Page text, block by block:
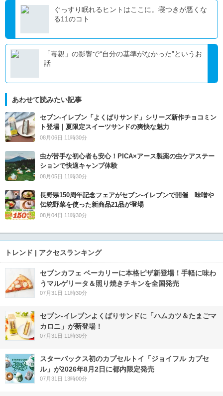
ぐっすり眠れるヒントはここに。寝つきが悪くな
る11のコト
「毒親」の影響で“自分の基準がなかった”というお
話
あわせて読みたい記事
セブン‐イレブン「よくばりサンド」シリーズ新作チョコミン
ト登場｜夏限定スイーツサンドの爽快な魅力
08月06日 11時30分
虫が苦手な初心者も安心！PICA×アース製薬の虫ケアステー
ションで快適キャンプ体験
08月05日 11時30分
長野県150周年記念フェアがセブン-イレブンで開催 味噌や
伝統野菜を使った新商品21品が登場
08月04日 11時30分
トレンド | アクセスランキング
セブンカフェ ベーカリーに本格ピザ新登場！手軽に味わ
うマルゲリータ＆照り焼きチキンを全国発売
07月31日 11時30分
セブン‐イレブンよくばりサンドに「ハムカツ＆たまごマ
カロニ」が新登場！
07月31日 11時30分
スターバックス初のカプセルトイ「ジョイフル カプセ
ル」が2026年8月2日に都内限定発売
07月31日 13時00分